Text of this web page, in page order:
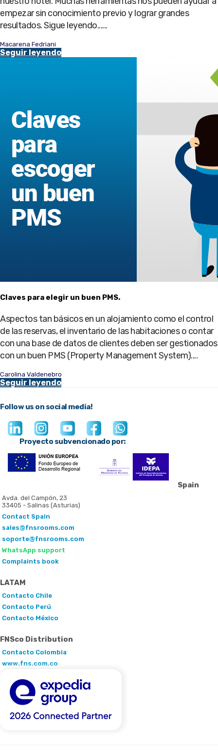
empezar sin conocimiento previo y lograr grandes
resultados. Sigue leyendo......
Macarena Fedriani
Seguir leyendo
Claves para elegir un buen PMS.
Aspectos tan básicos en un alojamiento como el control
de las reservas, el inventario de las habitaciones o contar
con una base de datos de clientes deben ser gestionados
con un buen PMS (Property Management System)....
Carolina Valdenebro
Seguir leyendo
Follow us on social media!
Proyecto subvencionado por:
Spain
Avda. del Campón, 23
33405 - Salinas (Asturias)
Contact Spain
sales@fnsrooms.com
soporte@fnsrooms.com
WhatsApp support
Complaints book
LATAM
Contacto Chile
Contacto Perú
Contacto México
FNSco Distribution
Contacto Colombia
www.fns.com.co